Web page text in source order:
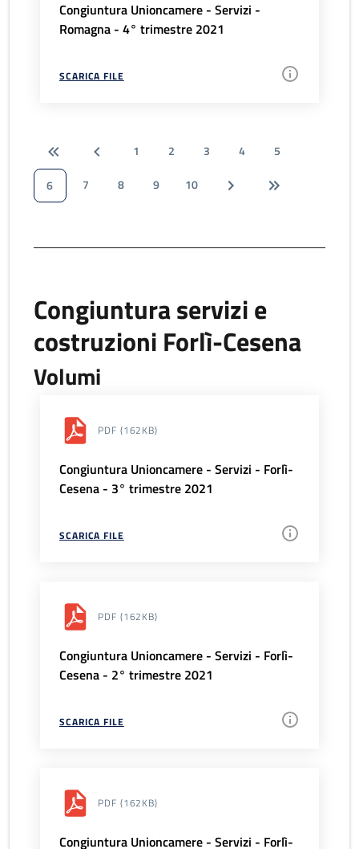
Congiuntura Unioncamere - Servizi -
Romagna - 4° trimestre 2021
SCARICA FILE
1 2 3 4
5
6
7 8 9 10
Congiuntura servizi e
costruzioni Forlì-Cesena
Volumi
PDF (162KB)
Congiuntura Unioncamere - Servizi - Forlì-
Cesena - 3° trimestre 2021
SCARICA FILE
PDF (162KB)
Congiuntura Unioncamere - Servizi - Forlì-
Cesena - 2° trimestre 2021
SCARICA FILE
PDF (162KB)
Congiuntura Unioncamere - Servizi - Forlì-